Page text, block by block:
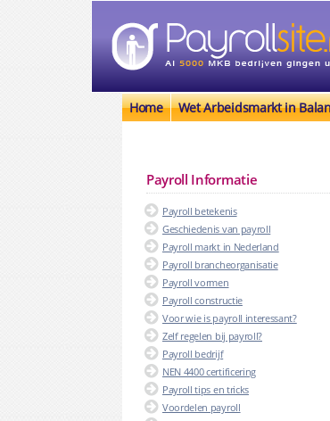
Home Wet Arbeidsmarkt in
Payroll Informatie
Payroll betekenis
Geschiedenis van payroll
Payroll markt in Nederland
Payroll brancheorganisatie
Payroll vormen
Payroll constructie
Voor wie is payroll interessant?
Zelf regelen bij payroll?
Payroll bedrijf
NEN 4400 certificering
Payroll tips en tricks
Voordelen payroll